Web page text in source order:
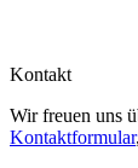
Kontakt
Wir freuen uns
Kontaktformular